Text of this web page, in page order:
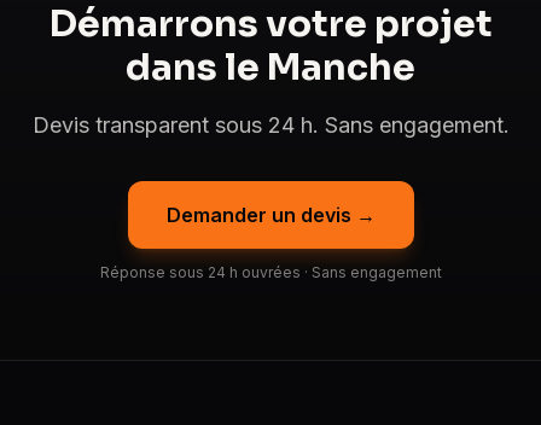
Démarrons votre projet
dans le Manche
Devis transparent sous 24 h. Sans engagement.
Demander un devis →
Réponse sous 24 h ouvrées · Sans engagement